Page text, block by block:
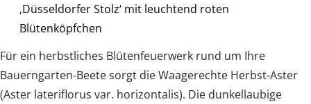
‚Düsseldorfer Stolz‘ mit leuchtend roten
Blütenköpfchen
Für ein herbstliches Blütenfeuerwerk rund um Ihre
Bauerngarten-Beete sorgt die Waagerechte Herbst-Aster
(Aster lateriflorus var. horizontalis). Die dunkellaubige